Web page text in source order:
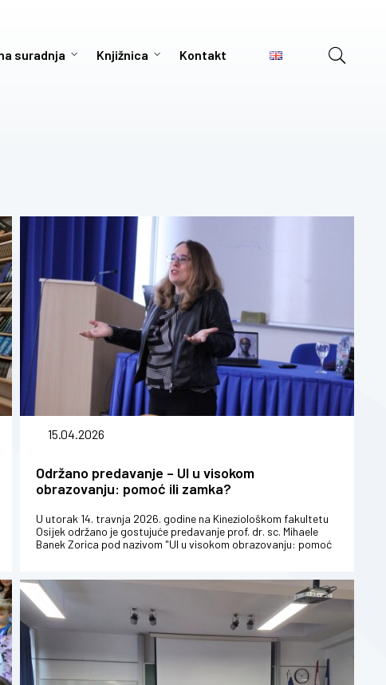
suradnja Knjižnica Kontakt
15.04.2026
Održano predavanje – UI u visokom
obrazovanju: pomoć ili zamka?
U utorak 14. travnja 2026. godine na Kineziološkom fakultetu
Osijek održano je gostujuće predavanje prof. dr. sc. Mihaele
Banek Zorica pod nazivom "UI u visokom obrazovanju: pomoć